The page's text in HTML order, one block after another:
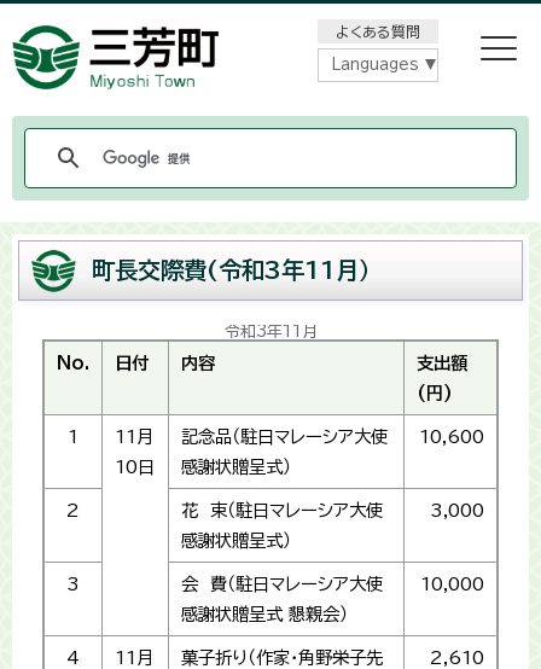
よくある質問
Languages
町長交際費(令和3年11月）
令和3年11月
No. 日付 内容
支出額
(円)
1
11月
10日
記念品（駐日マレーシア大使
感謝状贈呈式）
10,600
2
花 束（駐日マレーシア大使
感謝状贈呈式）
3,000
3
会 費（駐日マレーシア大使
感謝状贈呈式 懇親会）
10,000
4
11月
菓子折り（作家・角野栄子先
2,610